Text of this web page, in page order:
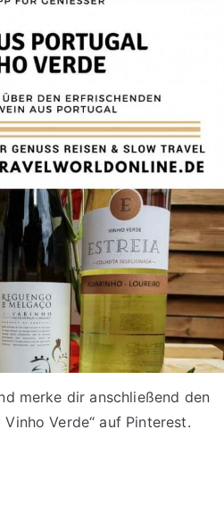
merke dir anschließend den
Vinho Verde“ auf Pinterest.